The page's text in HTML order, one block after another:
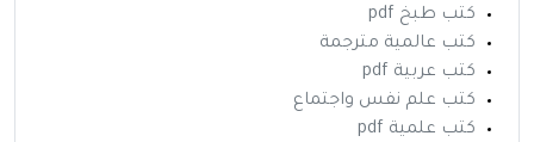
كتب طبخ pdf
كتب عالمية مترجمة
كتب عربية pdf
كتب علم نفس واجتماع
كتب علمية pdf